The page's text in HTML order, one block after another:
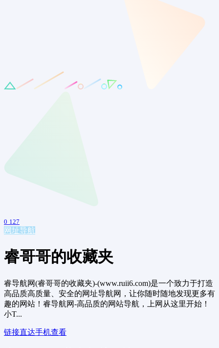
0 127
网址导航
睿哥哥的收藏夹
睿导航网(睿哥哥的收藏夹)-(www.ruii6.com)是一个致力于打造
高品质高质量、安全的网址导航网，让你随时随地发现更多有
趣的网站！睿导航网-高品质的网站导航，上网从这里开始！
小T...
链接直达手机查看